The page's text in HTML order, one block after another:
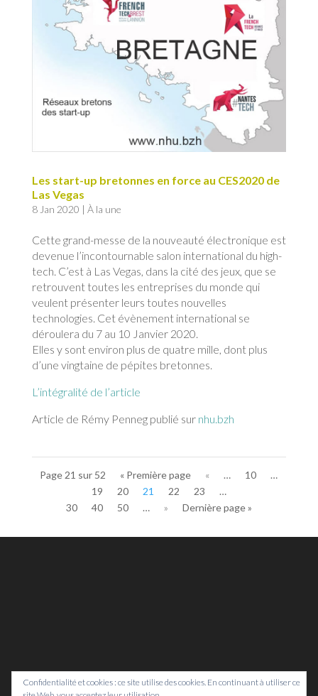
Les start-up bretonnes en force au CES2020 de
Las Vegas
8 Jan 2020 | À la une
Cette grand-messe de la nouveauté électronique est
devenue l’incontournable salon international du high-
tech. C’est à Las Vegas, dans la cité des jeux, que se
retrouvent toutes les entreprises du monde qui
veulent présenter leurs toutes nouvelles
technologies. Cet évènement international se
déroulera du 7 au 10 Janvier 2020.
Elles y sont environ plus de quatre mille, dont plus
d’une vingtaine de pépites bretonnes.
L’intégralité de l’article
Article de Rémy Penneg publié sur nhu.bzh
Page 21 sur 52 « Première page « … 10
…
19
20 21 22 23
…
30
40 50 … » Dernière page »
Confidentialité et cookies : ce site utilise des cookies. En continuant à utiliser ce